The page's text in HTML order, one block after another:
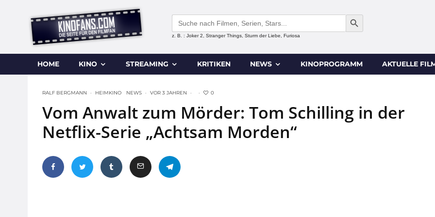
Search
for:
SEARCH BUTTON
z. B. : Joker 2, Stranger Things, Sturm der Liebe, Furiosa
HOME KINO STREAMING KRITIKEN NEWS KINOPROGRAMM AKTUELLE
RALF BERGMANN · HEIMKINO NEWS · VOR 3 JAHREN · · 0
Vom Anwalt zum Mörder: Tom Schilling in der
Netflix-Serie „Achtsam Morden“